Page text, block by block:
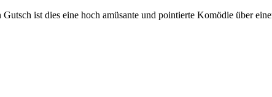
ist dies eine hoch amüsante und pointierte Komödie über